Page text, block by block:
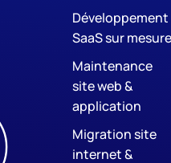
Développement
SaaS sur mesure
Maintenance
site web &
application
Migration site
internet &